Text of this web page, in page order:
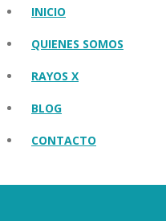
INICIO
QUIENES SOMOS
RAYOS X
BLOG
CONTACTO